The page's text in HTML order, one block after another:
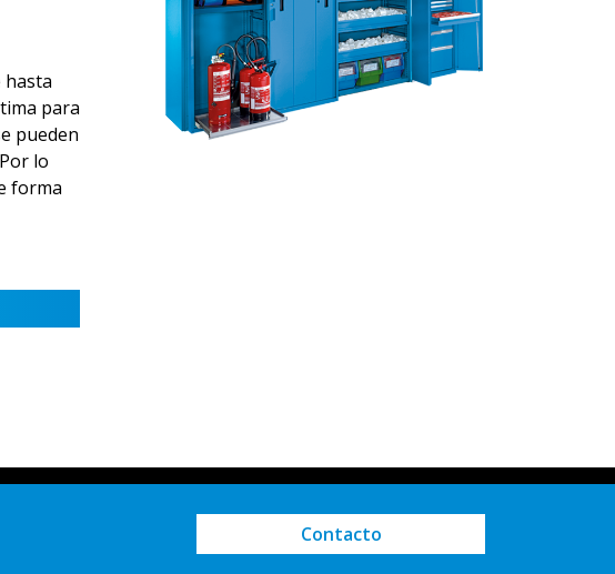
hasta
para
pueden
lo
forma
Contacto